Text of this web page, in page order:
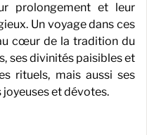
prolongement et leur
Un voyage dans ces
cœur de la tradition du
ses divinités paisibles et
rituels, mais aussi ses
et dévotes.